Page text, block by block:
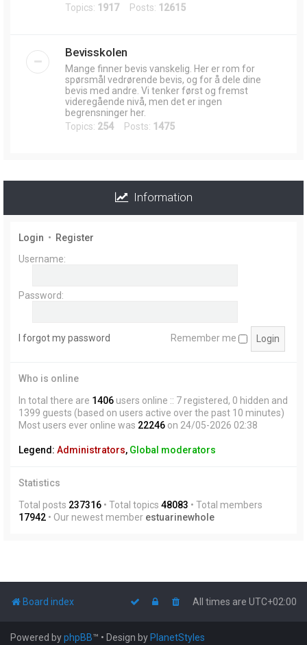
Topics: 1917Posts: 12615
Bevisskolen
Mange finner bevis vanskelig. Her er rom for
spørsmål vedrørende bevis, og for å dele dine
bevis med andre. Vi tenker først og fremst
videregående nivå, men det er ingen
begrensninger her.
Topics: 254 Posts: 1475
Information
Login • Register
Username:
Password:
I forgot my password Remember me
Who is online
In total there are 1406 users online :: 7 registered, 0 hidden and
1399 guests (based on users active over the past 10 minutes)
Most users ever online was 22246 on 24/05-2026 02:38
Legend: Administrators, Global moderators
Statistics
Total posts 237316 • Total topics 48083 • Total members
17942 • Our newest member estuarinewhole
Board index All times are UTC+02:00
Powered byphpBB™ • Design by PlanetStyles